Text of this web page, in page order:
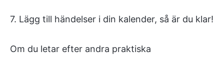
7. Lägg till händelser i din kalender, så är du klar!
Om du letar efter andra praktiska